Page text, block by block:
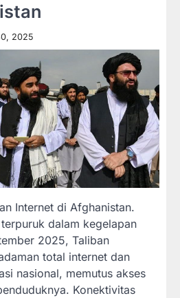
2025
Internet di Afghanistan.
dalam kegelapan
2025, Taliban
total internet dan
nasional, memutus akses
Konektivitas